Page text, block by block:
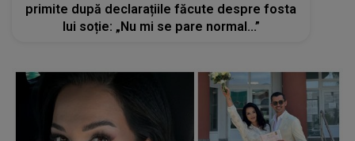
primite după declarațiile făcute despre fosta
lui soție: „Nu mi se pare normal...”